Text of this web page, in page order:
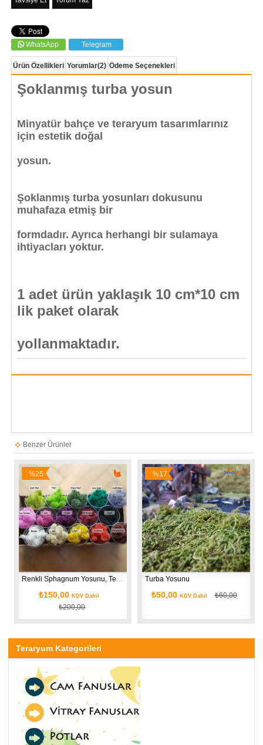
WhatsApp Telegram
Ürün Özellikleri Yorumlar(2) Ödeme Seçenekleri
Şoklanmış turba yosun
Minyatür bahçe ve teraryum tasarımlarınız
için estetik doğal
yosun.
Şoklanmış turba yosunları dokusunu
muhafaza etmiş bir
formdadır. Ayrıca herhangi bir sulamaya
ihtiyacları yoktur.
1 adet ürün yaklaşık 10 cm*10 cm
lik paket olarak
yollanmaktadır.
Benzer Ürünler
Renkli Sphagnum Yosunu, Teraryum Yosunu
₺150,00KDV Dahil
₺200,00
%25
İndirim
Turba Yosunu
₺50,00 KDV Dahil ₺60,00
%17
İndirim
Teraryum Kategorileri